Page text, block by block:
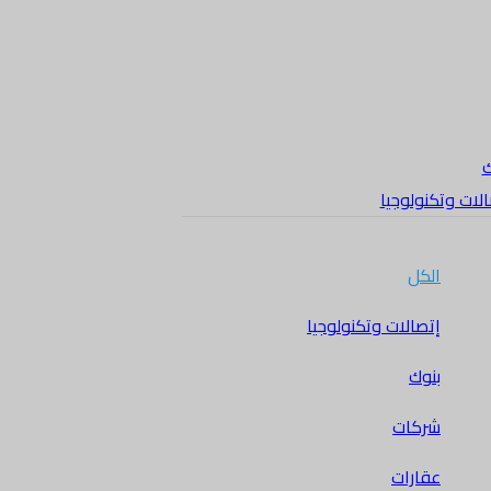
وتكنولوجيا
الكل
إتصالات وتكنولوجيا
بنوك
شركات
عقارات